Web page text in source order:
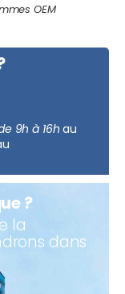
OEM
9h à 16h au
?
la
dans